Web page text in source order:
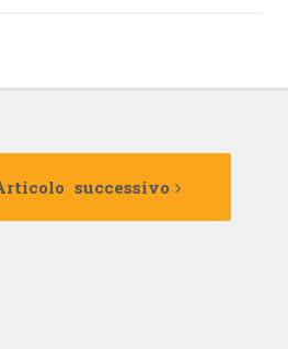
successivo
Articolo